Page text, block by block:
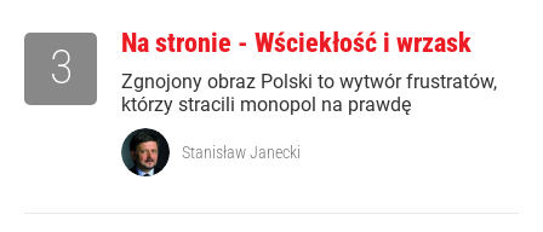
Na stronie - Wściekłość i wrzask
Zgnojony obraz Polski to wytwór frustratów,
którzy stracili monopol na prawdę
3
Stanisław Janecki